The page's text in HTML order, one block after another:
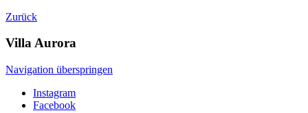
Zurück
VillaAurora
Navigation überspringen
Instagram
Facebook